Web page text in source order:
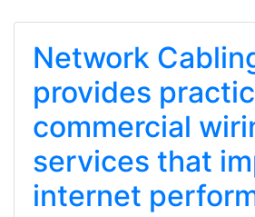
Network
provides
commercial
services that
internet